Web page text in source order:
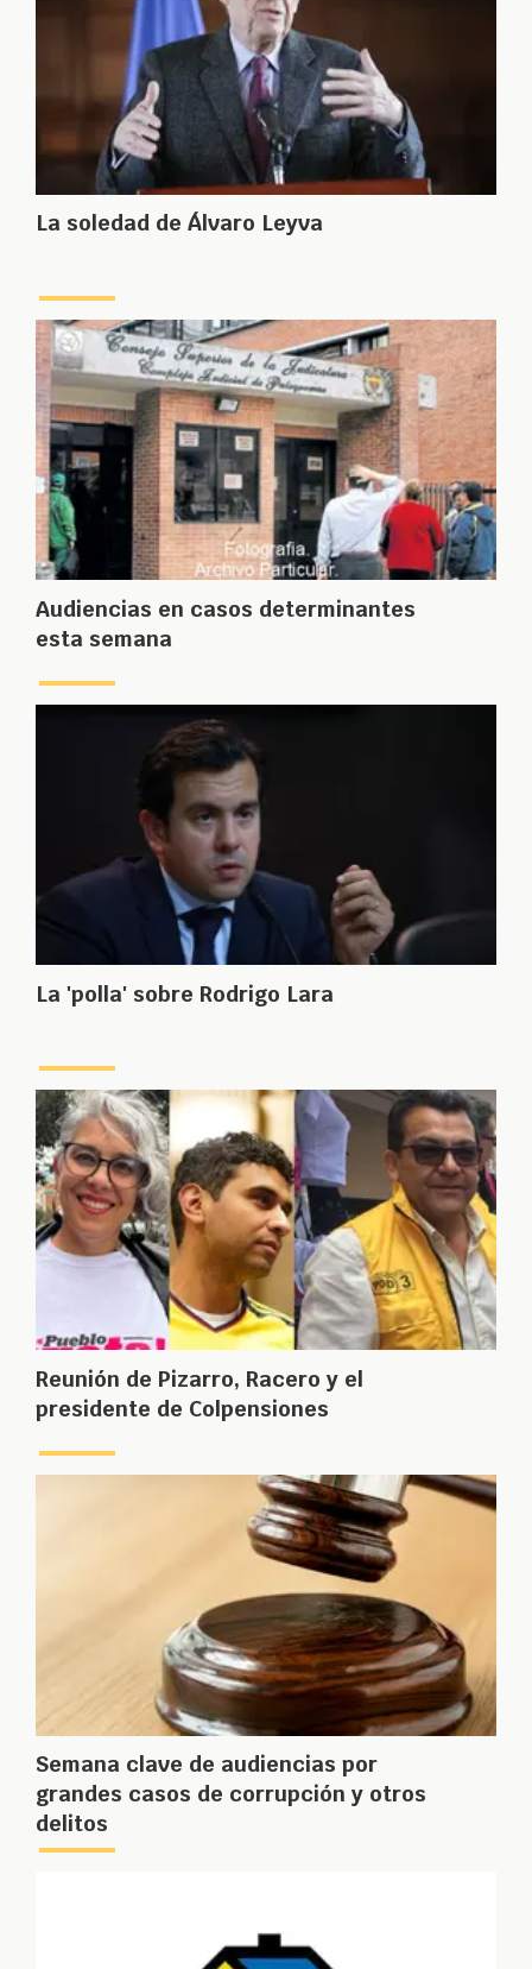
La soledad de Álvaro Leyva
Audiencias en casos determinantes
esta semana
La 'polla' sobre Rodrigo Lara
Reunión de Pizarro, Racero y el
presidente de Colpensiones
Semana clave de audiencias por
grandes casos de corrupción y otros
delitos